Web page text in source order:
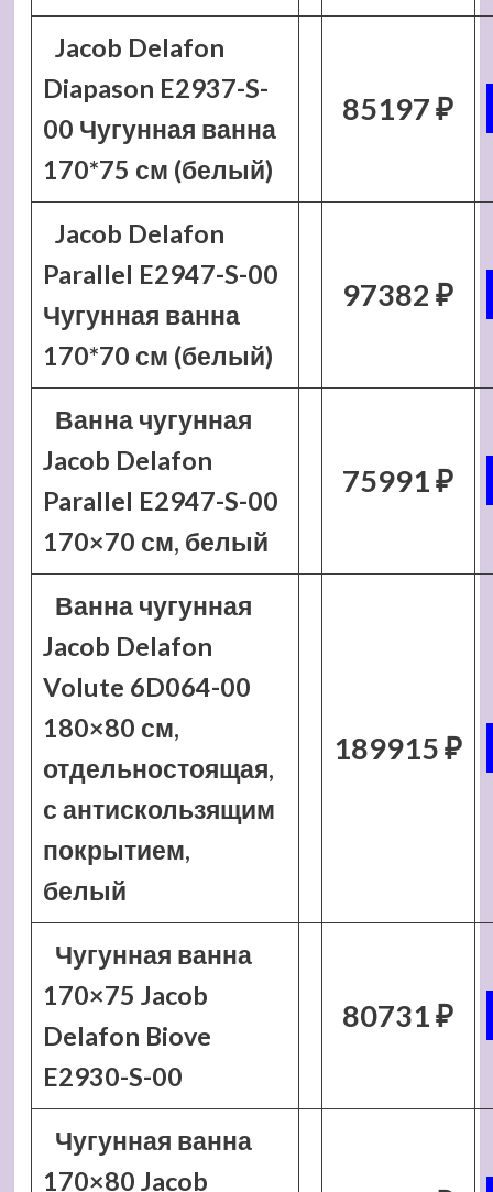
Jacob Delafon
Diapason E2937-S-
00 Чугунная ванна
170*75 см (белый)
85197 ₽
Jacob Delafon
Parallel E2947-S-00
Чугунная ванна
170*70 см (белый)
97382 ₽
Ванна чугунная
Jacob Delafon
Parallel E2947-S-00
170×70 см, белый
75991 ₽
Ванна чугунная
Jacob Delafon
Volute 6D064-00
180×80 см,
отдельностоящая,
с антискользящим
покрытием,
белый
189915 ₽
Чугунная ванна
170×75 Jacob
Delafon Biove
E2930-S-00
80731 ₽
Чугунная ванна
170×80 Jacob